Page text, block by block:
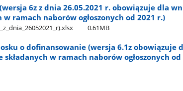
6z z dnia 26.05.2021 r. obowiązuje dla
ramach naborów ogłoszonych od 2021 r.)
0.61MB
o dofinansowanie (wersja 6.1z obowiązuje
w ramach naborów ogłoszonych